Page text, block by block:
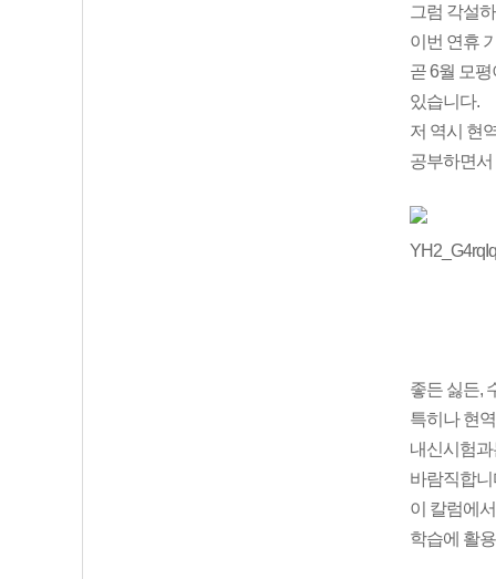
그럼 각설
이번 연휴
곧 6월 모
있습니다.
저 역시 현
공부하면
좋든 싫든,
특히나 현
내신시험
바람직합니
이 칼럼에
학습에 활